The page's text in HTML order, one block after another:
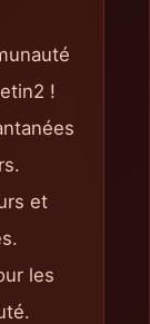
!
et
les